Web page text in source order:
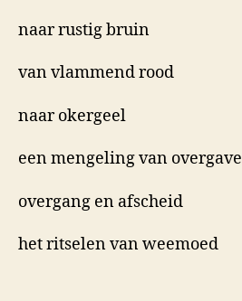
naar rustig bruin
van vlammend rood
naar okergeel
een mengeling van overgave
overgang en afscheid
het ritselen van weemoed